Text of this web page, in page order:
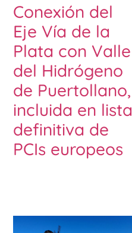
Conexión del
Eje Vía de la
Plata con Valle
del Hidrógeno
de Puertollano,
incluida en lista
definitiva de
PCIs europeos